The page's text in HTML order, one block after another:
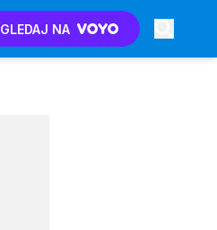
GLEDAJ NA